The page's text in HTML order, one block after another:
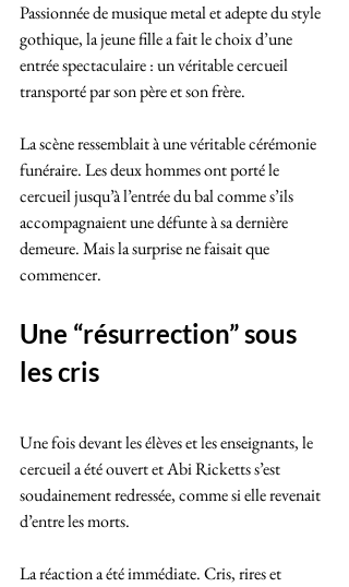
Passionnée de musique metal et adepte du style
gothique, la jeune fille a fait le choix d’une
entrée spectaculaire : un véritable cercueil
transporté par son père et son frère.
La scène ressemblait à une véritable cérémonie
funéraire. Les deux hommes ont porté le
cercueil jusqu’à l’entrée du bal comme s’ils
accompagnaient une défunte à sa dernière
demeure. Mais la surprise ne faisait que
commencer.
Une “résurrection” sous
les cris
Une fois devant les élèves et les enseignants, le
cercueil a été ouvert et Abi Ricketts s’est
soudainement redressée, comme si elle revenait
d’entre les morts.
La réaction a été immédiate. Cris, rires et